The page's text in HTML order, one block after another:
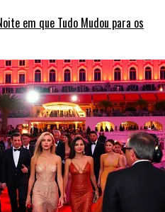
em que Tudo Mudou para os